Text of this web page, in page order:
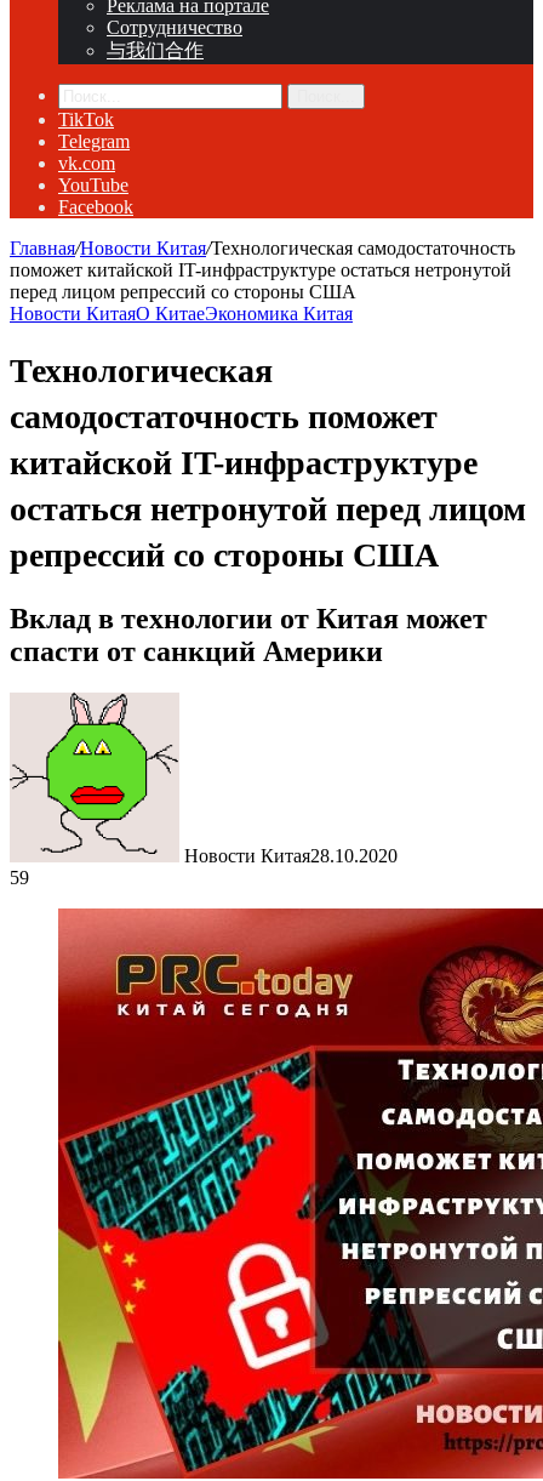
Реклама на портале
Сотрудничество
与我们合作
TikTok
Telegram
vk.com
YouTube
Facebook
Главная/Новости Китая/Технологическая самодостаточность
поможет китайской IT-инфраструктуре остаться нетронутой
перед лицом репрессий со стороны США
Новости КитаяО КитаеЭкономика Китая
Технологическая
самодостаточность поможет
китайской IT-инфраструктуре
остаться нетронутой перед лицом
репрессий со стороны США
Вклад в технологии от Китая может
спасти от санкций Америки
Новости Китая28.10.2020
59